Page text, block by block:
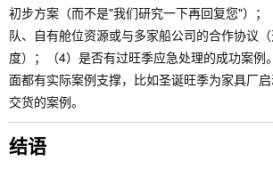
初步方案（而不是"我们研究一下再回复您"）
队、自有舱位资源或与多家船公司的合作协议
度）；（4）是否有过旺季应急处理的成功案例
面都有实际案例支撑，比如圣诞旺季为家具厂
交货的案例。
结语